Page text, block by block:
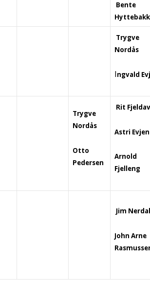
Bente
Hyttebakk
Trygve
Nordås
Ingvald
Trygve
Nordås
Otto
Pedersen
Rit
Astri Evjen
Arnold
Fjelleng
Jim Nerdal
John Arne